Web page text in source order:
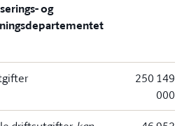
og
250 149
000